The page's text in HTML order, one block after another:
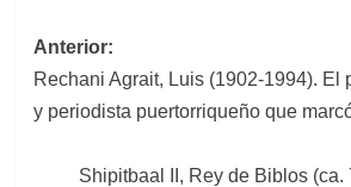
Navegación
de
entradas
Anterior:
Rechani Agrait, Luis (1902-1994). El
y periodista puertorriqueño que
Shipitbaal II, Rey de Biblos (ca.